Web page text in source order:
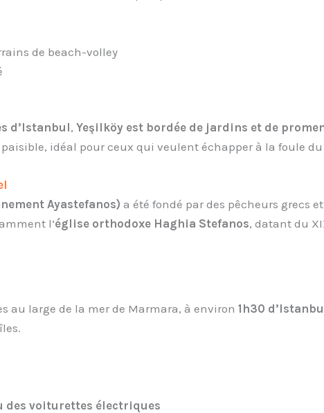
de beach-volley
d’Istanbul,Yeşilköy est bordée de jardins et de
idéal pour ceux qui veulent échapper à la foule
Ayastefanos) a été fondé par des pêcheurs grecs
l’église orthodoxe Haghia Stefanos, datant du
au large de la mer de Marmara, à environ1h30
des voiturettes électriques